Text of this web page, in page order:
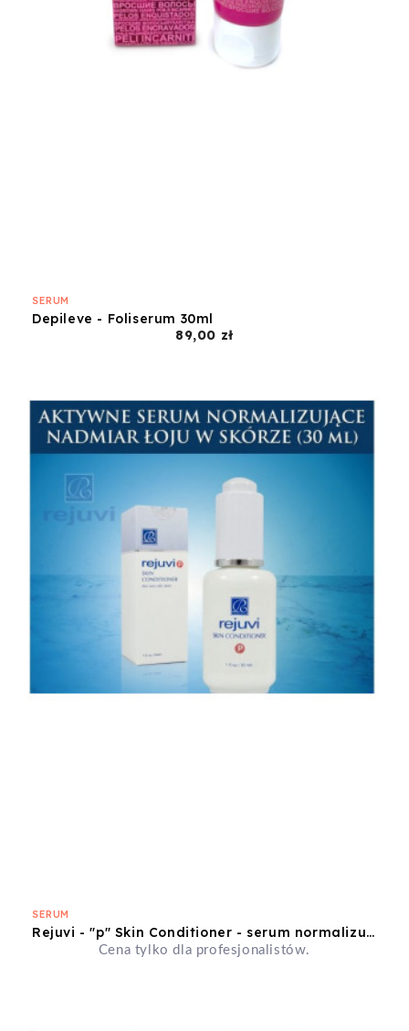
SERUM
Depileve - Foliserum 30ml
89,00 złCena
SERUM
Rejuvi - "p" Skin Conditioner - serum normalizujące nadmiar łoju w skórze - 30ml
Cena tylko dla profesjonalistów.